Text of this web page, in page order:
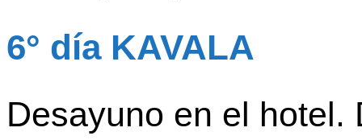
6° día KAVALA
Desayuno en el hotel.